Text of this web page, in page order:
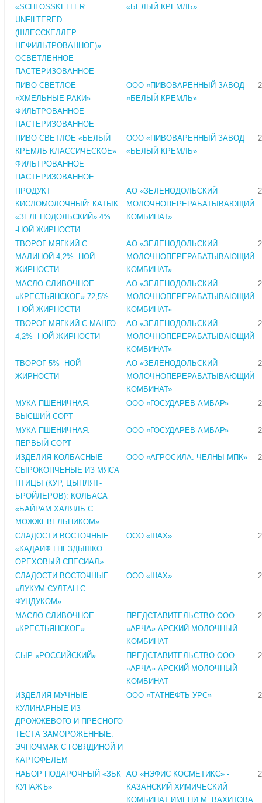
«SCHLOSSKELLER
UNFILTERED
(ШЛЕССКЕЛЛЕР
НЕФИЛЬТРОВАННОЕ)»
ОСВЕТЛЕННОЕ
ПАСТЕРИЗОВАННОЕ
«БЕЛЫЙ КРЕМЛЬ»
ПИВО СВЕТЛОЕ
«ХМЕЛЬНЫЕ РАКИ»
ФИЛЬТРОВАННОЕ
ПАСТЕРИЗОВАННОЕ
ООО «ПИВОВАРЕННЫЙ ЗАВОД
«БЕЛЫЙ КРЕМЛЬ»
ПИВО СВЕТЛОЕ «БЕЛЫЙ
КРЕМЛЬ КЛАССИЧЕСКОЕ»
ФИЛЬТРОВАННОЕ
ПАСТЕРИЗОВАННОЕ
ООО «ПИВОВАРЕННЫЙ ЗАВОД
«БЕЛЫЙ КРЕМЛЬ»
ПРОДУКТ
КИСЛОМОЛОЧНЫЙ: КАТЫК
«ЗЕЛЕНОДОЛЬСКИЙ» 4%
-НОЙ ЖИРНОСТИ
АО «ЗЕЛЕНОДОЛЬСКИЙ
МОЛОЧНОПЕРЕРАБАТЫВАЮЩИЙ
КОМБИНАТ»
ТВОРОГ МЯГКИЙ С
МАЛИНОЙ 4,2% -НОЙ
ЖИРНОСТИ
АО «ЗЕЛЕНОДОЛЬСКИЙ
МОЛОЧНОПЕРЕРАБАТЫВАЮЩИЙ
КОМБИНАТ»
МАСЛО СЛИВОЧНОЕ
«КРЕСТЬЯНСКОЕ» 72,5%
-НОЙ ЖИРНОСТИ
АО «ЗЕЛЕНОДОЛЬСКИЙ
МОЛОЧНОПЕРЕРАБАТЫВАЮЩИЙ
КОМБИНАТ»
ТВОРОГ МЯГКИЙ С МАНГО
4,2% -НОЙ ЖИРНОСТИ
АО «ЗЕЛЕНОДОЛЬСКИЙ
МОЛОЧНОПЕРЕРАБАТЫВАЮЩИЙ
КОМБИНАТ»
ТВОРОГ 5% -НОЙ
ЖИРНОСТИ
АО «ЗЕЛЕНОДОЛЬСКИЙ
МОЛОЧНОПЕРЕРАБАТЫВАЮЩИЙ
КОМБИНАТ»
МУКА ПШЕНИЧНАЯ.
ВЫСШИЙ СОРТ
ООО «ГОСУДАРЕВ АМБАР»
МУКА ПШЕНИЧНАЯ.
ПЕРВЫЙ СОРТ
ООО «ГОСУДАРЕВ АМБАР»
ИЗДЕЛИЯ КОЛБАСНЫЕ
СЫРОКОПЧЕНЫЕ ИЗ МЯСА
ПТИЦЫ (КУР, ЦЫПЛЯТ-
БРОЙЛЕРОВ): КОЛБАСА
«БАЙРАМ ХАЛЯЛЬ С
МОЖЖЕВЕЛЬНИКОМ»
ООО «АГРОСИЛА. ЧЕЛНЫ-МПК»
СЛАДОСТИ ВОСТОЧНЫЕ
«КАДАИФ ГНЕЗДЫШКО
ОРЕХОВЫЙ СПЕСИАЛ»
ООО «ШАХ»
СЛАДОСТИ ВОСТОЧНЫЕ
«ЛУКУМ СУЛТАН С
ФУНДУКОМ»
ООО «ШАХ»
МАСЛО СЛИВОЧНОЕ
«КРЕСТЬЯНСКОЕ»
ПРЕДСТАВИТЕЛЬСТВО ООО
«АРЧА» АРСКИЙ МОЛОЧНЫЙ
КОМБИНАТ
СЫР «РОССИЙСКИЙ»
ПРЕДСТАВИТЕЛЬСТВО ООО
«АРЧА» АРСКИЙ МОЛОЧНЫЙ
КОМБИНАТ
ИЗДЕЛИЯ МУЧНЫЕ
КУЛИНАРНЫЕ ИЗ
ДРОЖЖЕВОГО И ПРЕСНОГО
ТЕСТА ЗАМОРОЖЕННЫЕ:
ЭЧПОЧМАК С ГОВЯДИНОЙ И
КАРТОФЕЛЕМ
ООО «ТАТНЕФТЬ-УРС»
НАБОР ПОДАРОЧНЫЙ «ЗБК
КУПАЖЪ»
АО «НЭФИС КОСМЕТИКС» -
КАЗАНСКИЙ ХИМИЧЕСКИЙ
КОМБИНАТ ИМЕНИ М. ВАХИТОВА